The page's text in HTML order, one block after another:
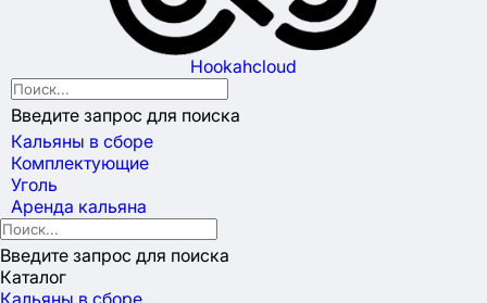
Hookahcloud
Введите запрос для поиска
Кальяны в сборе
Комплектующие
Уголь
Аренда кальяна
Введите запрос для поиска
Каталог
Кальяны в сборе